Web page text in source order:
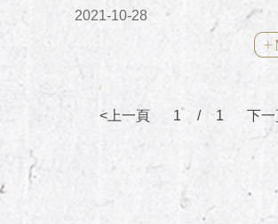
2021-10-28
<上一頁 1 / 1 下